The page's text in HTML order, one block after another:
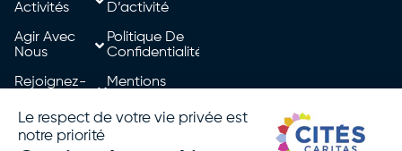
Activités
Agir Avec
Nous
Rejoignez-
Je Fais Un
Don
D’activité
Politique De
Confidentialité
Mentions